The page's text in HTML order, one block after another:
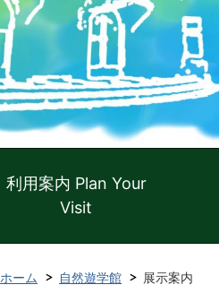
利用案内 Plan Your
Visit
ホーム 自然遊学館 展示案内